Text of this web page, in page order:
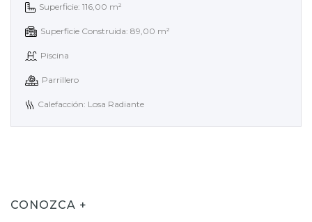
Superficie: 116,00 m²
Superficie Construida: 89,00 m²
Piscina
Parrillero
Calefacción: Losa Radiante
CONOZCA +